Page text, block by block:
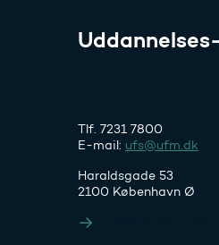
Tlf. 7231 7800
E-mail: ufs@ufm.dk
Haraldsgade 53
2100 København Ø